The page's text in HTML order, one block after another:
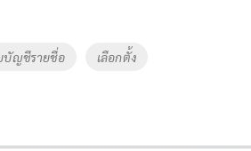
บัญชีรายชื่อ เลือกตั้ง